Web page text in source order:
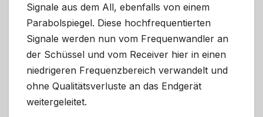
Signale aus dem All, ebenfalls von einem
Parabolspiegel. Diese hochfrequentierten
Signale werden nun vom Frequenwandler an
der Schüssel und vom Receiver hier in einen
niedrigeren Frequenzbereich verwandelt und
ohne Qualitätsverluste an das Endgerät
weitergeleitet.